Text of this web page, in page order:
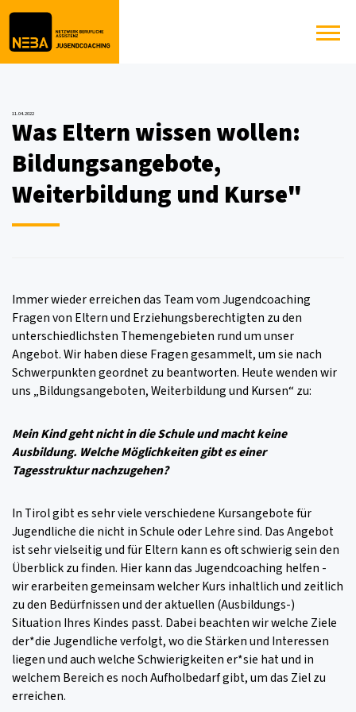
11.04.2022
Was Eltern wissen wollen:
Bildungsangebote,
Weiterbildung und Kurse"
Immer wieder erreichen das Team vom Jugendcoaching
Fragen von Eltern und Erziehungsberechtigten zu den
unterschiedlichsten Themengebieten rund um unser
Angebot. Wir haben diese Fragen gesammelt, um sie nach
Schwerpunkten geordnet zu beantworten. Heute wenden wir
uns „Bildungsangeboten, Weiterbildung und Kursen“ zu:
Mein Kind geht nicht in die Schule und macht keine
Ausbildung. Welche Möglichkeiten gibt es einer
Tagesstruktur nachzugehen?
In Tirol gibt es sehr viele verschiedene Kursangebote für
Jugendliche die nicht in Schule oder Lehre sind. Das Angebot
ist sehr vielseitig und für Eltern kann es oft schwierig sein den
Überblick zu finden. Hier kann das Jugendcoaching helfen -
wir erarbeiten gemeinsam welcher Kurs inhaltlich und zeitlich
zu den Bedürfnissen und der aktuellen (Ausbildungs-)
Situation Ihres Kindes passt. Dabei beachten wir welche Ziele
der*die Jugendliche verfolgt, wo die Stärken und Interessen
liegen und auch welche Schwierigkeiten er*sie hat und in
welchem Bereich es noch Aufholbedarf gibt, um das Ziel zu
erreichen.